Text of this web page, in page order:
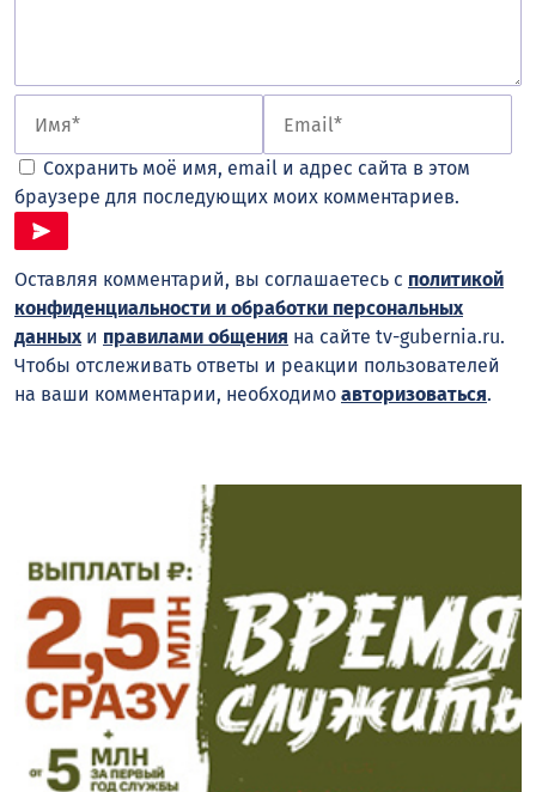
Сохранить моё имя, email и адрес сайта в этом
браузере для последующих моих комментариев.
Оставляя комментарий, вы соглашаетесь с политикой
конфиденциальности и обработки персональных
данныхи правилами общения на сайте tv-gubernia.ru.
Чтобы отслеживать ответы и реакции пользователей
на ваши комментарии, необходимо авторизоваться.